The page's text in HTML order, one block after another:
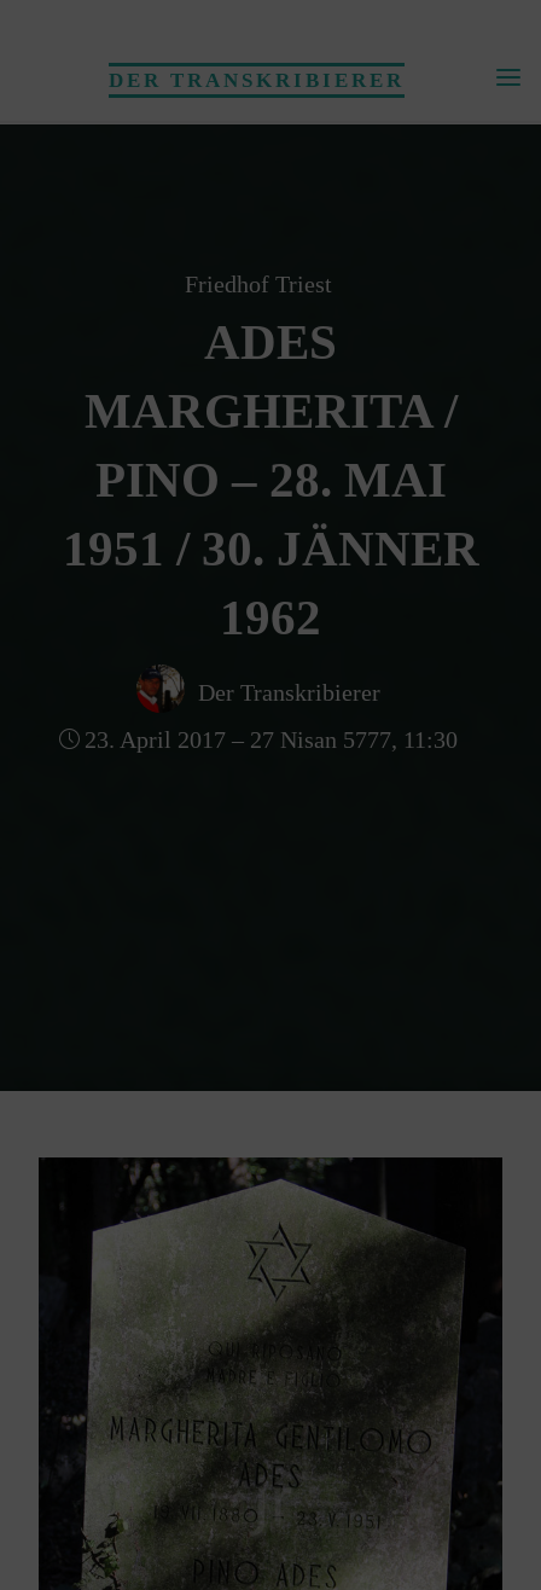
DER TRANSKRIBIERER
Friedhof Triest
ADES
MARGHERITA /
PINO – 28. MAI
1951 / 30. JÄNNER
1962
Der Transkribierer
23. April 2017 – 27 Nisan 5777, 11:30